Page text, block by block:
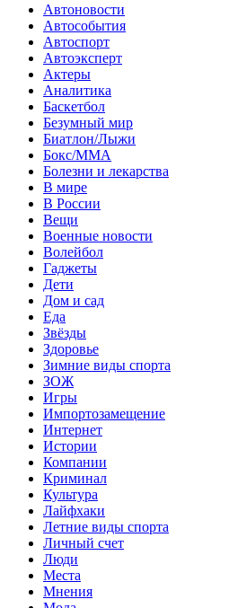
Автоновости
Автособытия
Автоспорт
Автоэксперт
Актеры
Аналитика
Баскетбол
Безумный мир
Биатлон/Лыжи
Бокс/MMA
Болезни и лекарства
В мире
В России
Вещи
Военные новости
Волейбол
Гаджеты
Дети
Дом и сад
Еда
Звёзды
Здоровье
Зимние виды спорта
ЗОЖ
Игры
Импортозамещение
Интернет
Истории
Компании
Криминал
Культура
Лайфхаки
Летние виды спорта
Личный счет
Люди
Места
Мнения